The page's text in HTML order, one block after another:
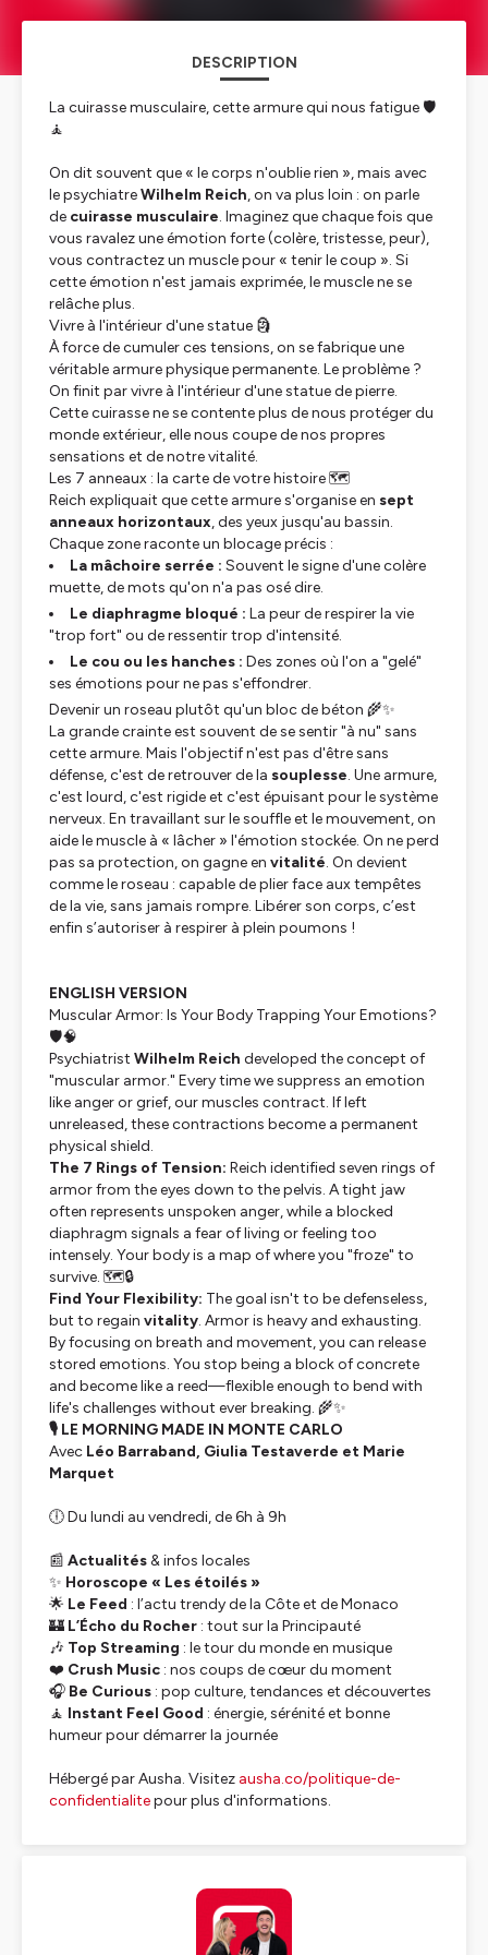
DESCRIPTION
La cuirasse musculaire, cette armure qui nous fatigue 🛡️
🧘
On dit souvent que « le corps n'oublie rien », mais avec
le psychiatreWilhelm Reich, on va plus loin : on parle
de cuirasse musculaire. Imaginez que chaque fois que
vous ravalez une émotion forte (colère, tristesse, peur),
vous contractez un muscle pour « tenir le coup ». Si
cette émotion n'est jamais exprimée, le muscle ne se
relâche plus.
Vivre à l'intérieur d'une statue 🗿
À force de cumuler ces tensions, on se fabrique une
véritable armure physique permanente. Le problème ?
On finit par vivre à l'intérieur d'une statue de pierre.
Cette cuirasse ne se contente plus de nous protéger du
monde extérieur, elle nous coupe de nos propres
sensations et de notre vitalité.
Les 7 anneaux : la carte de votre histoire🗺️
Reich expliquait que cette armure s'organise en sept
anneaux horizontaux, des yeux jusqu'au bassin.
Chaque zone raconte un blocage précis :
La mâchoire serrée : Souvent le signe d'une colère
muette, de mots qu'on n'a pas osé dire.
Le diaphragme bloqué : La peur de respirer la vie
"trop fort" ou de ressentir trop d'intensité.
Le cou ou les hanches : Des zones où l'on a "gelé"
ses émotions pour ne pas s'effondrer.
Devenir un roseau plutôt qu'un bloc de béton 🌾✨
La grande crainte est souvent de se sentir "à nu" sans
cette armure. Mais l'objectif n'est pas d'être sans
défense, c'est de retrouver de la souplesse. Une armure,
c'est lourd, c'est rigide et c'est épuisant pour le système
nerveux. En travaillant sur le souffle et le mouvement, on
aide le muscle à « lâcher » l'émotion stockée. On ne perd
pas sa protection, on gagne en vitalité. On devient
comme le roseau : capable de plier face aux tempêtes
de la vie, sans jamais rompre. Libérer son corps, c’est
enfin s’autoriser à respirer à plein poumons !
ENGLISH VERSION
Muscular Armor: Is Your Body Trapping Your Emotions?
🛡️🧠
Psychiatrist Wilhelm Reich developed the concept of
"muscular armor." Every time we suppress an emotion
like anger or grief, our muscles contract. If left
unreleased, these contractions become a permanent
physical shield.
The 7 Rings of Tension: Reich identified seven rings of
armor from the eyes down to the pelvis. A tight jaw
often represents unspoken anger, while a blocked
diaphragm signals a fear of living or feeling too
intensely. Your body is a map of where you "froze" to
survive. 🗺️🔒
Find Your Flexibility: The goal isn't to be defenseless,
but to regain vitality. Armor is heavy and exhausting.
By focusing on breath and movement, you can release
stored emotions. You stop being a block of concrete
and become like a reed—flexible enough to bend with
life's challenges without ever breaking. 🌾✨
🎙 LE MORNING MADE IN MONTE CARLO
Avec Léo Barraband, Giulia Testaverde et Marie
Marquet
🕕 Du lundi au vendredi, de 6h à 9h
📰 Actualités& infos locales
✨ Horoscope « Les étoilés »
🌟 Le Feed : l’actu trendy de la Côte et de Monaco
🏰 L’Écho du Rocher : tout sur la Principauté
🎶 Top Streaming : le tour du monde en musique
❤️ Crush Music : nos coups de cœur du moment
🎧 Be Curious : pop culture, tendances et découvertes
🧘 Instant Feel Good : énergie, sérénité et bonne
humeur pour démarrer la journée
Hébergé par Ausha. Visitez ausha.co/politique-de-
confidentialitepour plus d'informations.